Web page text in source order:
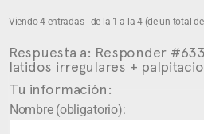
Viendo 4 entradas - de la 1 a la 4 (de un total
Respuesta a: Responder
latidos irregulares +
Tu información:
Nombre (obligatorio):